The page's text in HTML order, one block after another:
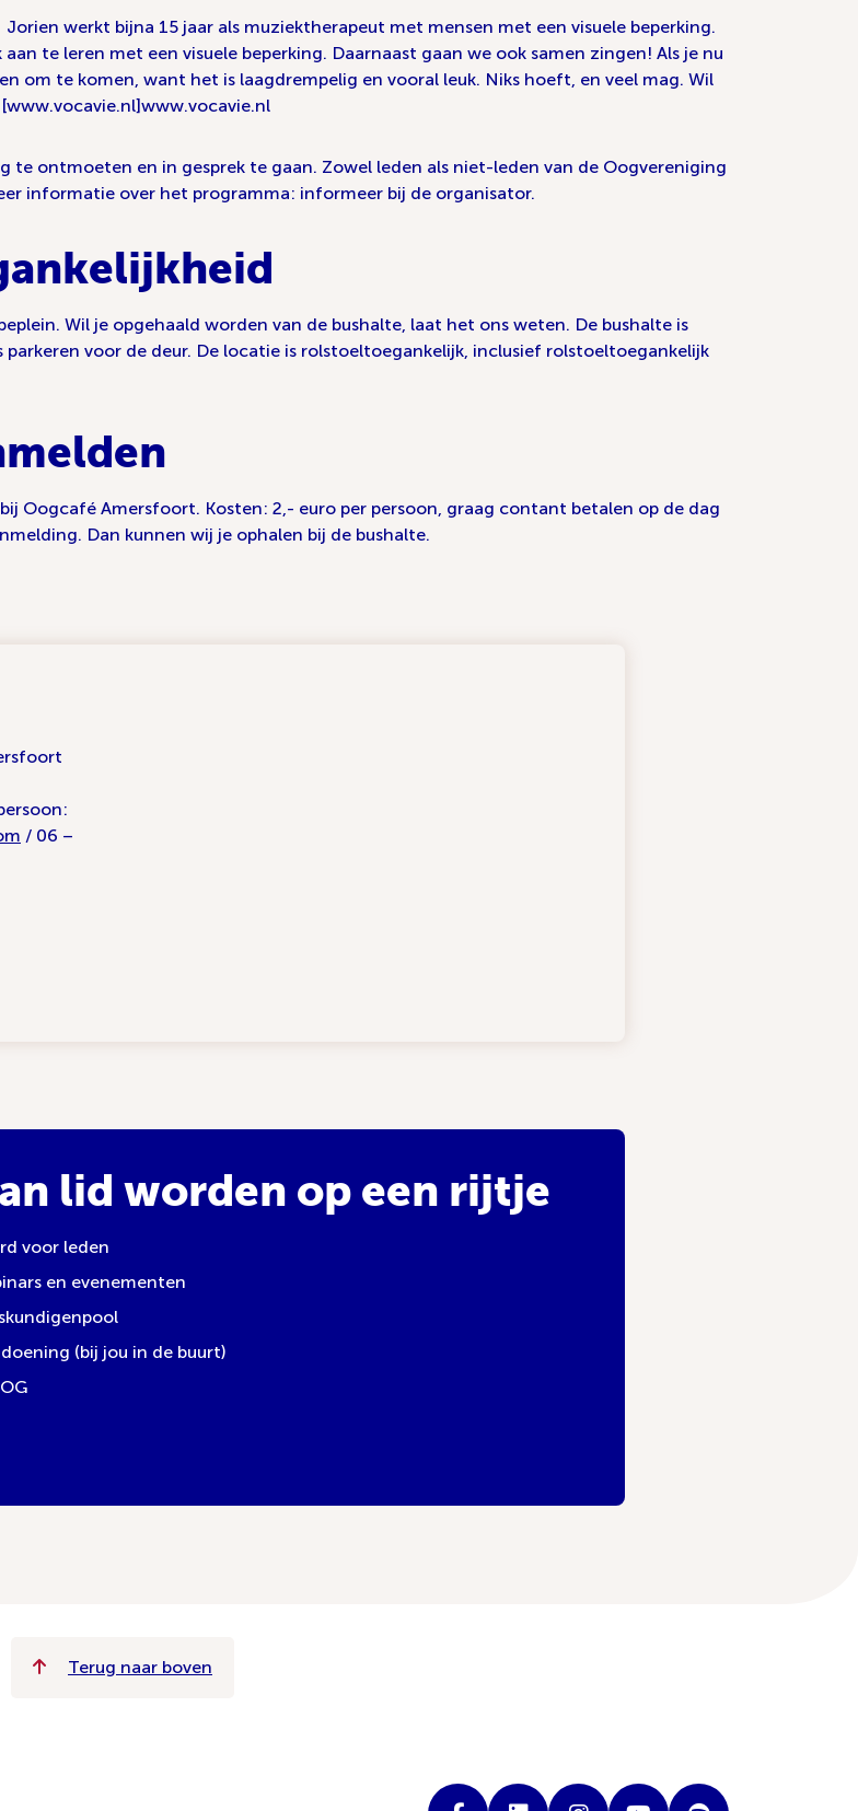
Jorien werkt bijna 15 jaar als muziektherapeut met mensen met een visuele beperking.
te leren met een visuele beperking. Daarnaast gaan we ook samen zingen! Als je nu
om te komen, want het is laagdrempelig en vooral leuk. Niks hoeft, en veel mag. Wil
ontmoeten en in gesprek te gaan. Zowel leden als niet-leden van de Oogvereniging
informatie over het programma: informeer bij de organisator.
Wil je opgehaald worden van de bushalte, laat het ons weten. De bushalte is
voor de deur. De locatie is rolstoeltoegankelijk, inclusief rolstoeltoegankelijk
Oogcafé Amersfoort. Kosten: 2,- euro per persoon, graag contant betalen op de dag
Dan kunnen wij je ophalen bij de bushalte.
/ 06 –
lid worden op een rijtje
voor leden
en evenementen
(bij jou in de buurt)
Terug naar boven